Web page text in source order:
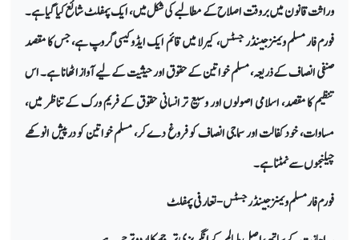
وراثت قانون میں بروقت اصلاح کے مطالبے کی شکل میں، ایک پمفلٹ شائع کیا گیا ہے۔
فورم فار مسلم ویمنز جینڈر جسٹس، کیرلا میں قائم ایک ایڈوکیسی گروپ ہے، جس کا مقصد
صنفی انصاف کے ذریعہ، مسلم خواتین کے حقوق اور حیثیت کے لیےآواز اٹھانا ہے۔ اس
تنظیم کا مقصد، اسلامی اصولوں اور وسیع تر انسانی حقوق کے فریم ورک کے تناظر میں،
مساوات، خودکفالت اور سماجی انصاف کو فروغ دے کر، مسلم خواتین کو درپیش انوکھے
چیلنجوں سے نمٹنا ہے۔
فورم فار مسلم ویمنز جینڈر جسٹس - تعارفی پمفلٹ